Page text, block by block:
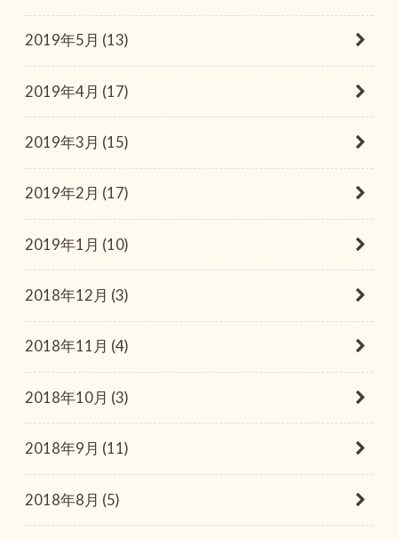
2019年5月 (13)
2019年4月 (17)
2019年3月 (15)
2019年2月 (17)
2019年1月 (10)
2018年12月 (3)
2018年11月 (4)
2018年10月 (3)
2018年9月 (11)
2018年8月 (5)